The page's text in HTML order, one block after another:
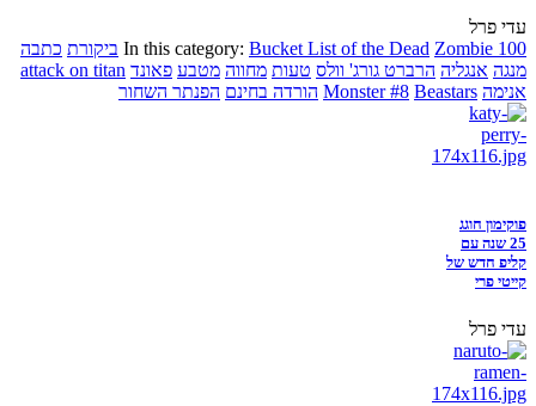
עדי פרל
In this category: Bucket List of the Dead Zombie 100 ביקורת כתבה
מנגה אנגליה הרברט גורג' וולס טעות מחווה מטבע פאונד attack on titan
אנימה
Monster #8 Beastars הורדה בחינם הפנתר השחור
פוקימון חוגג
25 שנה עם
קליפ חדש של
קייטי פרי
עדי פרל